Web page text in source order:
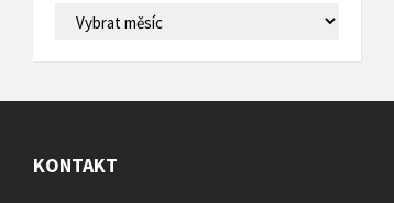
ARCHIV
AKTUALIT
KONTAKT